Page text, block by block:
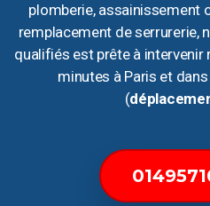
plomberie, assainissement
remplacement de serrurerie,
qualifiés est prête à
minutes à Paris et
(